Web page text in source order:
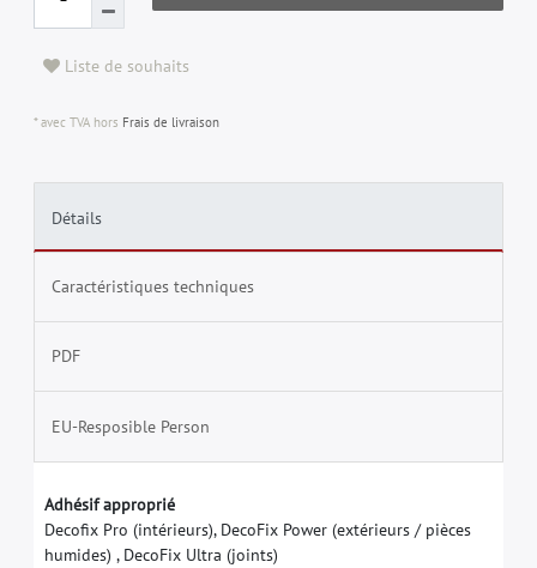
Liste de souhaits
* avec TVA hors Frais de livraison
Détails
Caractéristiques techniques
PDF
EU-Resposible Person
Adhésif approprié
Decofx Pro (intérieurs), DecoFix Power (extérieurs / pièces
humides) , DecoFix Ultra (joints)